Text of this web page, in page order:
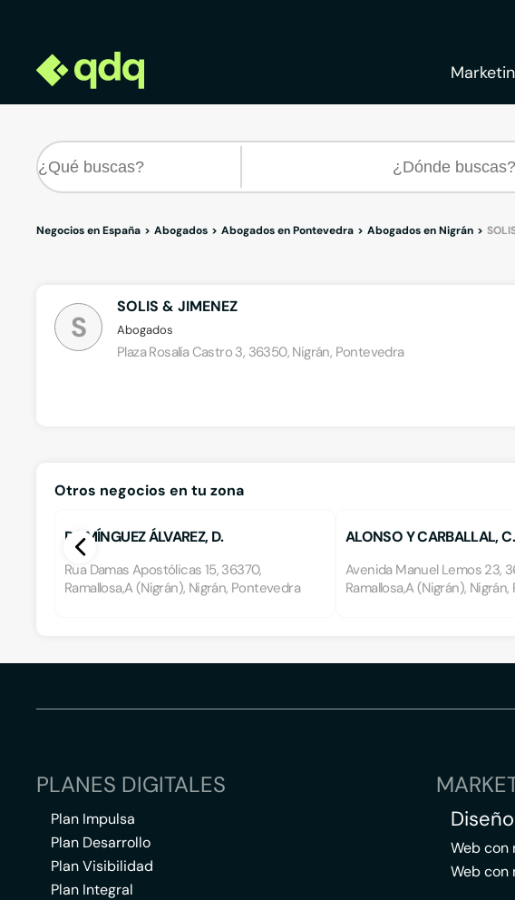
Negocios en España Abogados Abogados en Pontevedra Abogados en Nigrán
S
SOLIS & JIMENEZ
Abogados
Plaza Rosalía Castro 3, 36350, Nigrán, Pontevedra
Otros negocios en tu zona
DOMÍNGUEZ ÁLVAREZ, D.
Rua Damas Apostólicas 15, 36370,
Ramallosa,A (Nigrán), Nigrán, Pontevedra
ALONSO Y CARBALLAL,
Avenida Manuel Lemos 23,
Ramallosa,A (Nigrán),
PLANES DIGITALES
Plan Impulsa
Plan Desarrollo
Plan Visibilidad
Plan Integral
Web con
Web con